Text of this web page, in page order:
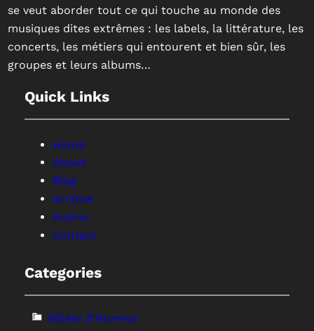
se veut aborder tout ce qui touche au monde des
musiques dites extrêmes : les labels, la littérature, les
concerts, les métiers qui entourent et bien sûr, les
groupes et leurs albums…
Quick Links
Home
About
Blog
Archive
Author
Contact
Categories
Billets d'Humeur